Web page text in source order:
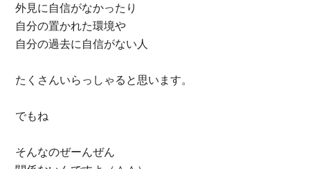
外見に自信がなかったり
自分の置かれた環境や
自分の過去に自信がない人
たくさんいらっしゃると思います。
でもね
そんなのぜーんぜん